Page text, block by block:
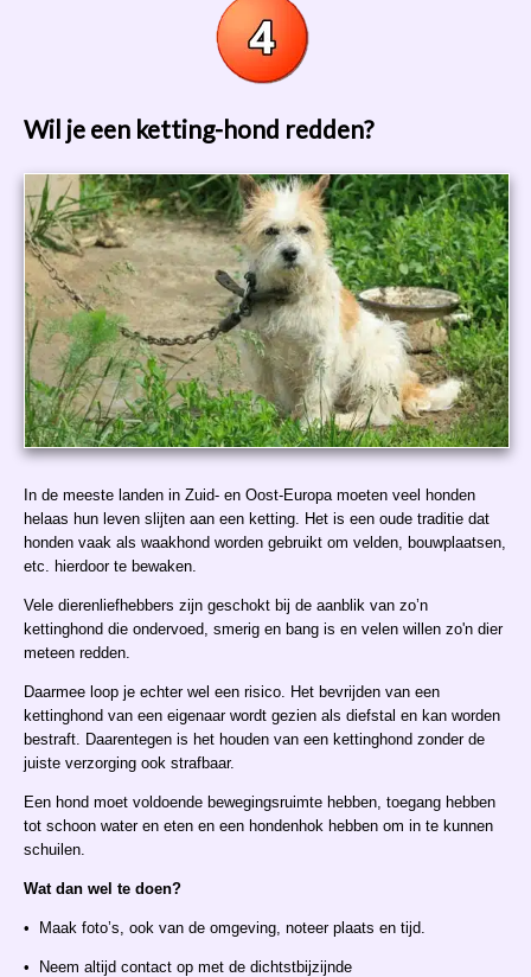
Wil je een ketting-hond redden?
In de meeste landen in Zuid- en Oost-Europa moeten veel honden
helaas hun leven slijten aan een ketting. Het is een oude traditie dat
honden vaak als waakhond worden gebruikt om velden, bouwplaatsen,
etc. hierdoor te bewaken.
Vele dierenliefhebbers zijn geschokt bij de aanblik van zo’n
kettinghond die ondervoed, smerig en bang is en velen willen zo'n dier
meteen redden.
Daarmee loop je echter wel een risico. Het bevrijden van een
kettinghond van een eigenaar wordt gezien als diefstal en kan worden
bestraft. Daarentegen is het houden van een kettinghond zonder de
juiste verzorging ook strafbaar.
Een hond moet voldoende bewegingsruimte hebben, toegang hebben
tot schoon water en eten en een hondenhok hebben om in te kunnen
schuilen.
Wat dan wel te doen?
• Maak foto’s, ook van de omgeving, noteer plaats en tijd.
• Neem altijd contact op met de dichtstbijzijnde